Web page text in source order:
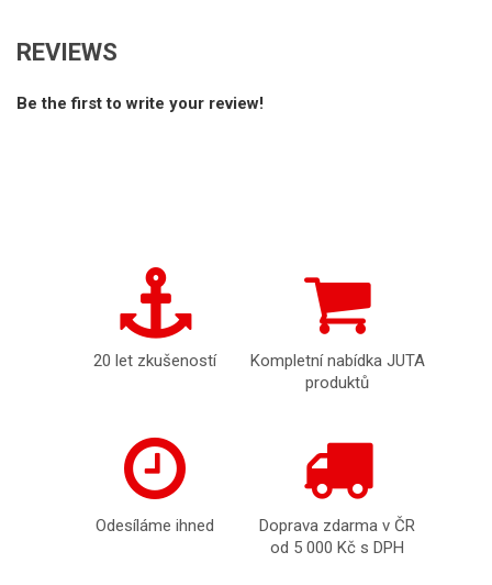
REVIEWS
Be the first to write your review!
20 let zkušeností
Kompletní nabídka JUTA
produktů
Odesíláme ihned
Doprava zdarma v ČR
od 5 000 Kč s DPH